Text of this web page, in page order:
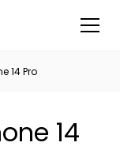
14 Pro
14